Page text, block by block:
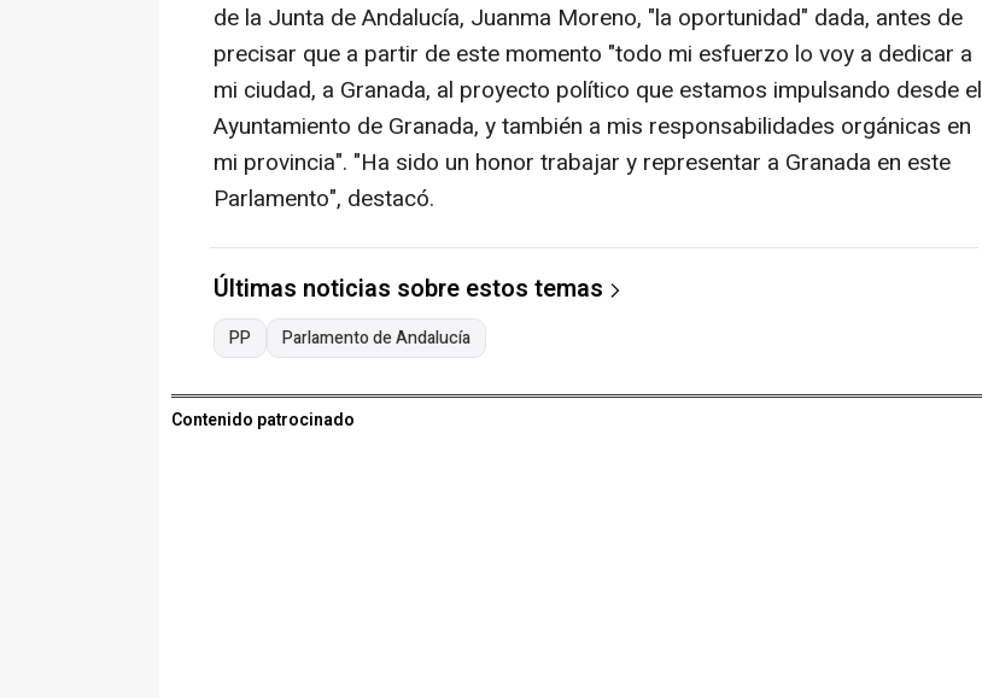
de la Junta de Andalucía, Juanma Moreno, "la oportunidad" dada, antes de
precisar que a partir de este momento "todo mi esfuerzo lo voy a dedicar a
mi ciudad, a Granada, al proyecto político que estamos impulsando desde el
Ayuntamiento de Granada, y también a mis responsabilidades orgánicas en
mi provincia". "Ha sido un honor trabajar y representar a Granada en este
Parlamento", destacó.
Últimas noticias sobre estos temas
PP Parlamento de Andalucía
Contenido patrocinado